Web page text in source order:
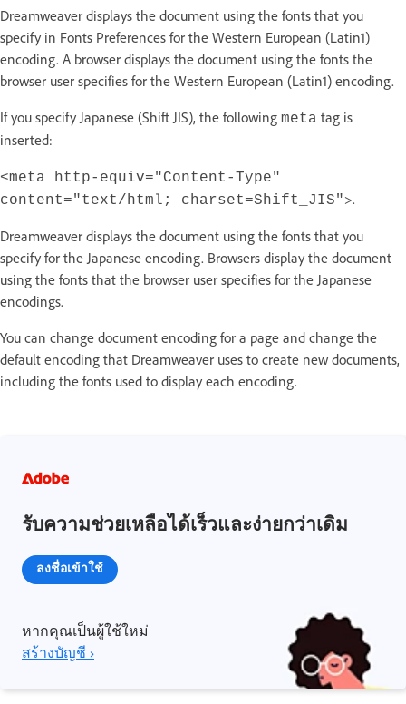
Dreamweaver displays the document using the fonts that you
specify in Fonts Preferences for the Western European (Latin1)
encoding. A browser displays the document using the fonts the
browser user specifies for the Western European (Latin1) encoding.
If you specify Japanese (Shift JIS), the following meta tag is
inserted:
<meta http-equiv="Content-Type"
content="text/html; charset=Shift_JIS">.
Dreamweaver displays the document using the fonts that you
specify for the Japanese encoding. Browsers display the document
using the fonts that the browser user specifies for the Japanese
encodings.
You can change document encoding for a page and change the
default encoding that Dreamweaver uses to create new documents,
including the fonts used to display each encoding.
รับความช่วยเหลือได้เร็วและง่ายกว่าเดิม
ลงชื่อเข้าใช้
หากคุณเป็นผู้ใช้ใหม่
สร้างบัญชี ›